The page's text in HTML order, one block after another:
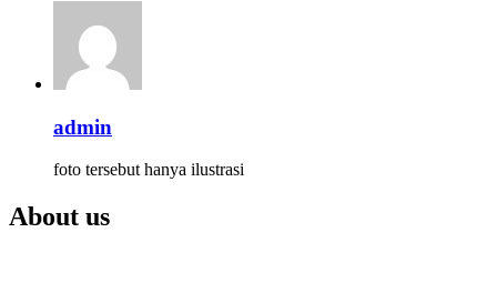
admin
foto tersebut hanya ilustrasi
About us